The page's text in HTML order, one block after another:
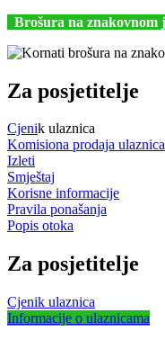
Brošura na znakovnom
Za posjetitelje
Cjenik ulaznica
Komisiona prodaja ulaznica
Izleti
Smještaj
Korisne informacije
Pravila ponašanja
Popis otoka
Za posjetitelje
Cjenik ulaznica
Informacije o ulaznicama